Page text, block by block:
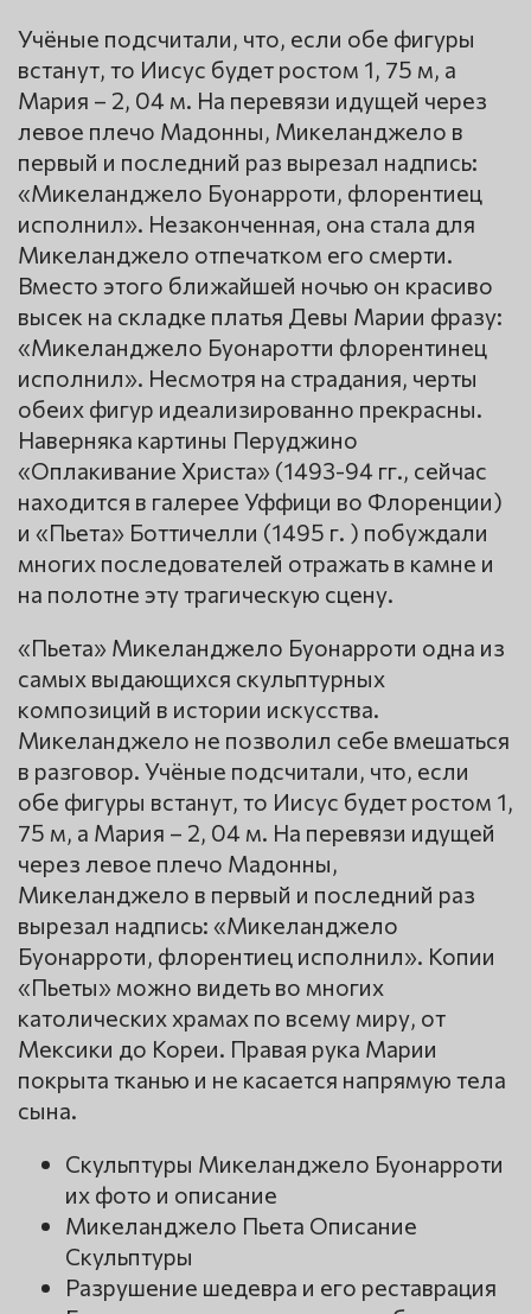
Учёные подсчитали, что, если обе фигуры
встанут, то Иисус будет ростом 1, 75 м, а
Мария – 2, 04 м. На перевязи идущей через
левое плечо Мадонны, Микеланджело в
первый и последний раз вырезал надпись:
«Микеланджело Буонарроти, флорентиец
исполнил». Незаконченная, она стала для
Микеланджело отпечатком его смерти.
Вместо этого ближайшей ночью он красиво
высек на складке платья Девы Марии фразу:
«Микеланджело Буонаротти флорентинец
исполнил». Несмотря на страдания, черты
обеих фигур идеализированно прекрасны.
Наверняка картины Перуджино
«Оплакивание Христа» (1493-94 гг., сейчас
находится в галерее Уффици во Флоренции)
и «Пьета» Боттичелли (1495 г. ) побуждали
многих последователей отражать в камне и
на полотне эту трагическую сцену.
«Пьета» Микеланджело Буонарроти одна из
самых выдающихся скульптурных
композиций в истории искусства.
Микеланджело не позволил себе вмешаться
в разговор. Учёные подсчитали, что, если
обе фигуры встанут, то Иисус будет ростом 1,
75 м, а Мария – 2, 04 м. На перевязи идущей
через левое плечо Мадонны,
Микеланджело в первый и последний раз
вырезал надпись: «Микеланджело
Буонарроти, флорентиец исполнил». Копии
«Пьеты» можно видеть во многих
католических храмах по всему миру, от
Мексики до Кореи. Правая рука Марии
покрыта тканью и не касается напрямую тела
сына.
Скульптуры Микеланджело Буонарроти
их фото и описание
Микеланджело Пьета Описание
Скульптуры
Разрушение шедевра и его реставрация